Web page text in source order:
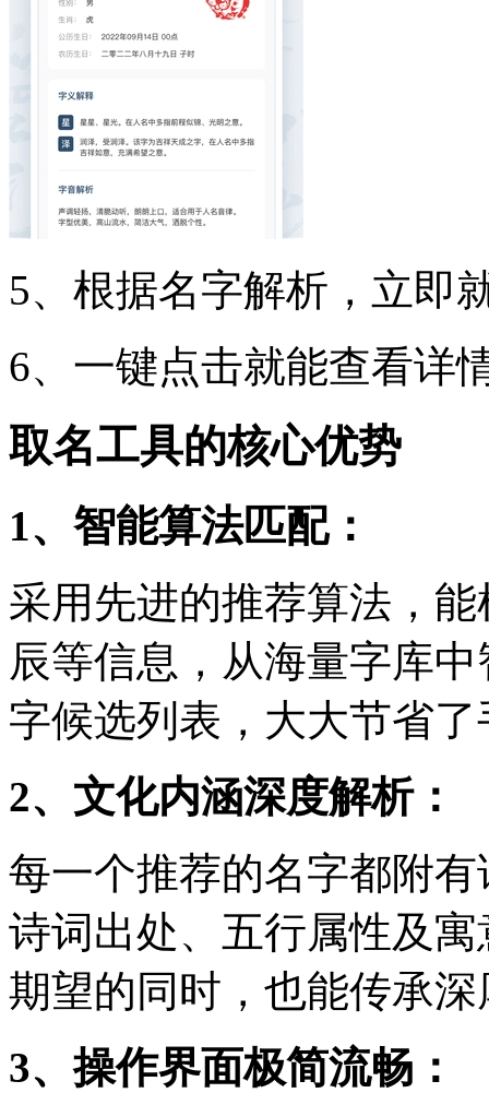
5、根据名字解析，立即
6、一键点击就能查看详
取名工具的核心优势
1、智能算法匹配：
采用先进的推荐算法，
辰等信息，从海量字库
字候选列表，大大节省
2、文化内涵深度解析：
每一个推荐的名字都附
诗词出处、五行属性及
期望的同时，也能传承
3、操作界面极简流畅：